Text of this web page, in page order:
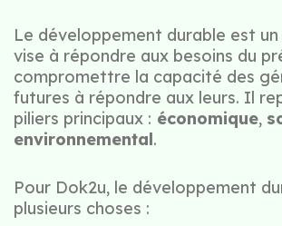
Le développement durable est
vise à répondre aux besoins du
compromettre la capacité des
futures à répondre aux leurs. Il
piliers principaux : économique,
environnemental.
Pour Dok2u, le développement
plusieurs choses :